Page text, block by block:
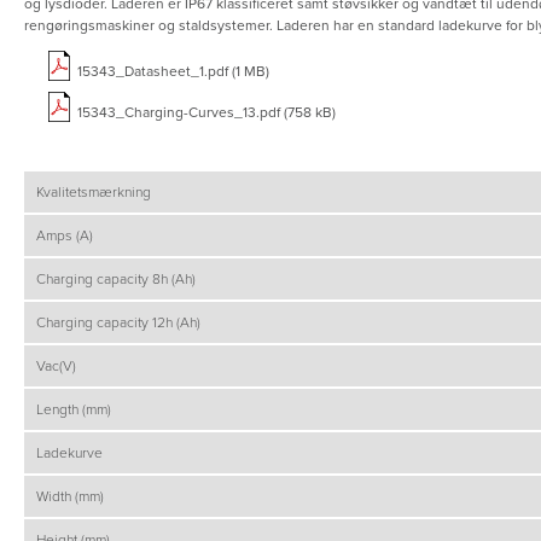
og lysdioder. Laderen er IP67 klassificeret samt støvsikker og vandtæt til
rengøringsmaskiner og staldsystemer. Laderen har en standard ladekurve for
15343_Datasheet_1.pdf (1 MB)
15343_Charging-Curves_13.pdf (758 kB)
Kvalitetsmærkning
Amps (A)
Charging capacity 8h (Ah)
Charging capacity 12h (Ah)
Vac(V)
Length (mm)
Ladekurve
Width (mm)